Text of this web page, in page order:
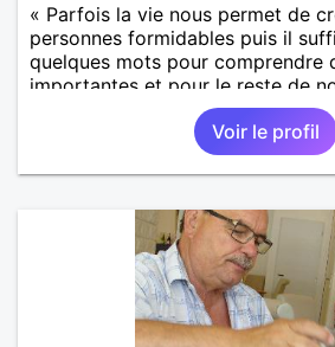
« Parfois la vie nous permet de
personnes formidables puis il
quelques mots pour comprendre
importantes et pour le reste de
Voir le profil